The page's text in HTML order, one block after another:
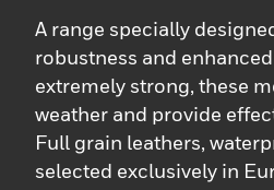
A range specially
robustness and
extremely strong, these
weather and provide
Full grain leathers,
selected exclusively in